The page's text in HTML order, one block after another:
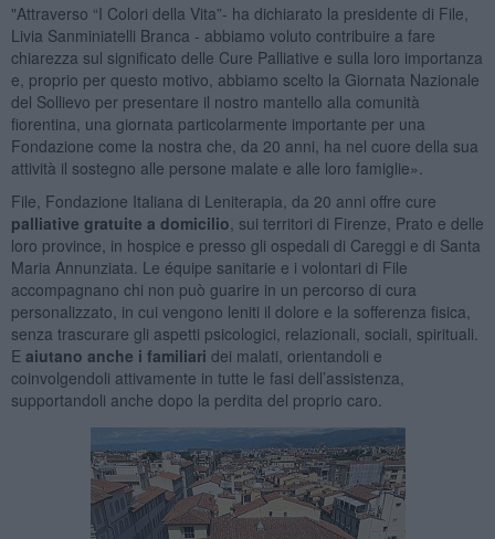
"Attraverso “I Colori della Vita”- ha dichiarato la presidente di File,
Livia Sanminiatelli Branca - abbiamo voluto contribuire a fare
chiarezza sul significato delle Cure Palliative e sulla loro importanza
e, proprio per questo motivo, abbiamo scelto la Giornata Nazionale
del Sollievo per presentare il nostro mantello alla comunità
fiorentina, una giornata particolarmente importante per una
Fondazione come la nostra che, da 20 anni, ha nel cuore della sua
attività il sostegno alle persone malate e alle loro famiglie».
File, Fondazione Italiana di Leniterapia, da 20 anni offre cure
palliative gratuite a domicilio , sui territori di Firenze, Prato e delle
loro province, in hospice e presso gli ospedali di Careggi e di Santa
Maria Annunziata. Le équipe sanitarie e i volontari di File
accompagnano chi non può guarire in un percorso di cura
personalizzato, in cui vengono leniti il dolore e la sofferenza fisica,
senza trascurare gli aspetti psicologici, relazionali, sociali, spirituali.
E aiutano anche i familiari dei malati, orientandoli e
coinvolgendoli attivamente in tutte le fasi dell’assistenza,
supportandoli anche dopo la perdita del proprio caro.